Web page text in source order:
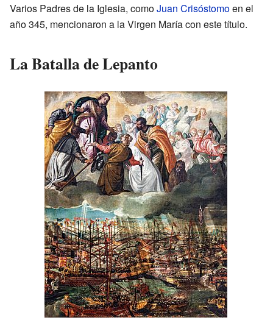
Varios Padres de la Iglesia, comoJuan Crisóstomoen el
año 345, mencionaron a la Virgen María con este título.
La Batalla de Lepanto